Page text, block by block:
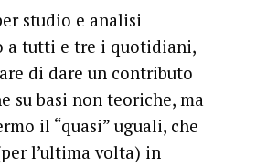
studio e analisi
a tutti e tre i quotidiani,
di dare un contributo
su basi non teoriche, ma
il “quasi” uguali, che
l’ultima volta) in